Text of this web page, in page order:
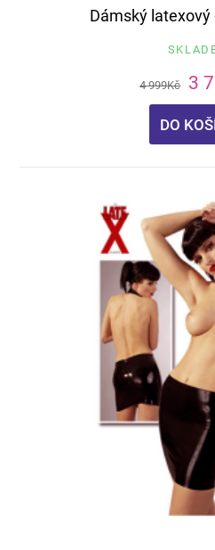
Dámský latexový
4 999Kč 3
DO